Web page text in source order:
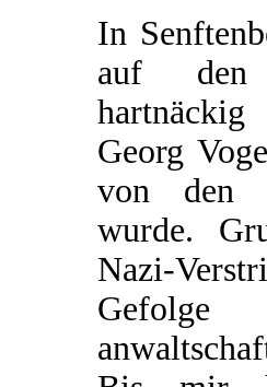
In
auf den
Georg
von den
wurde.
Nazi-